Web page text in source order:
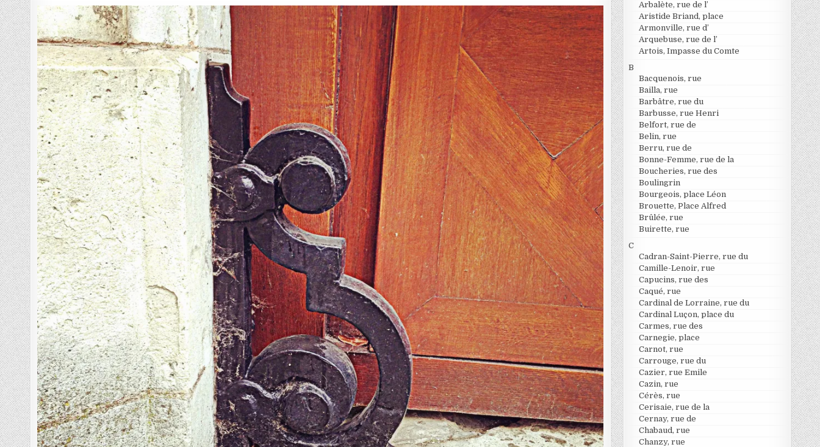
Arbalète, rue de l’
Aristide Briand, place
Armonville, rue d’
Arquebuse, rue de l’
Artois, Impasse du Comte
B
Bacquenois, rue
Bailla, rue
Barbâtre, rue du
Barbusse, rue Henri
Belfort, rue de
Belin, rue
Berru, rue de
Bonne-Femme, rue de la
Boucheries, rue des
Boulingrin
Bourgeois, place Léon
Brouette, Place Alfred
Brûlée, rue
Buirette, rue
C
Cadran-Saint-Pierre, rue du
Camille-Lenoir, rue
Capucins, rue des
Caqué, rue
Cardinal de Lorraine, rue du
Cardinal Luçon, place du
Carmes, rue des
Carnegie, place
Carnot, rue
Carrouge, rue du
Cazier, rue Emile
Cazin, rue
Cérès, rue
Cerisaie, rue de la
Cernay, rue de
Chabaud, rue
Chanzy, rue